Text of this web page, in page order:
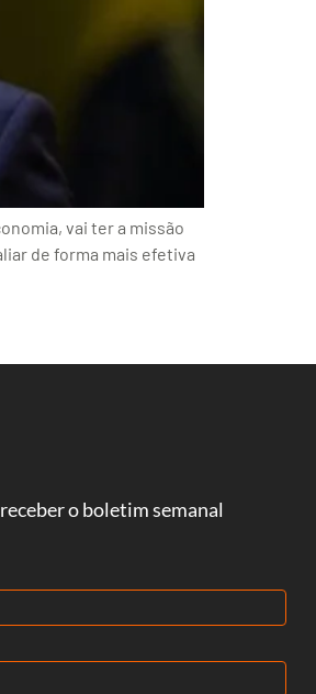
vai ter a missão
de forma mais efetiva
o boletim semanal